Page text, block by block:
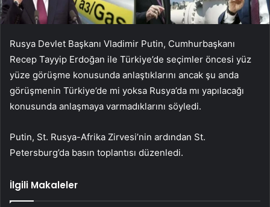
Rusya Devlet Başkanı Vladimir Putin, Cumhurbaşkanı
Recep Tayyip Erdoğan ile Türkiye’de seçimler öncesi yüz
yüze görüşme konusunda anlaştıklarını ancak şu anda
görüşmenin Türkiye’de mi yoksa Rusya’da mı yapılacağı
konusunda anlaşmaya varmadıklarını söyledi.
Putin, St. Rusya-Afrika Zirvesi’nin ardından St.
Petersburg’da basın toplantısı düzenledi.
İlgili Makaleler